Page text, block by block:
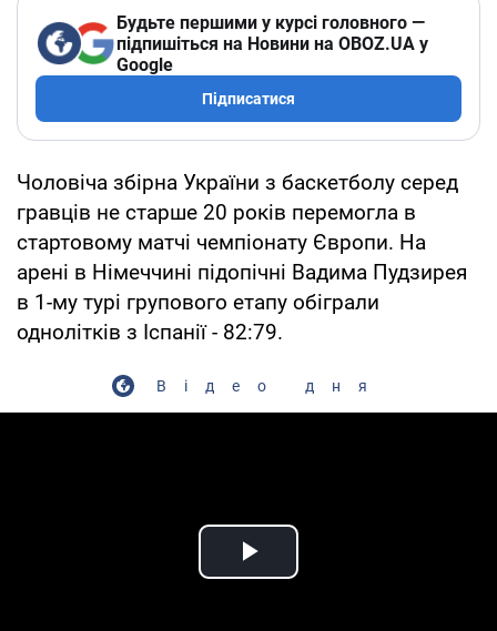
Будьте першими у курсі головного —
підпишіться на Новини на OBOZ.UA у
Google
Підписатися
Чоловіча збірна України з баскетболу серед
гравців не старше 20 років перемогла в
стартовому матчі чемпіонату Європи. На
арені в Німеччині підопічні Вадима Пудзирея
в 1-му турі групового етапу обіграли
однолітків з Іспанії - 82:79.
Відео дня
Play Video